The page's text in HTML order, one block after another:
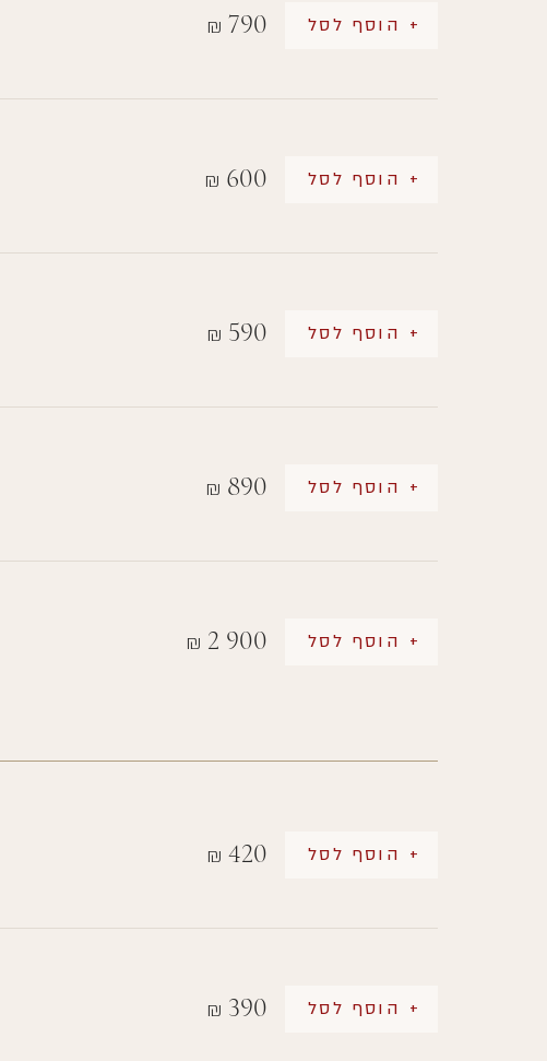
₪ 790 + הוסף לסל
₪ 600 + הוסף לסל
₪ 590 + הוסף לסל
₪ 890 + הוסף לסל
₪ 2 900 + הוסף לסל
₪ 420 + הוסף לסל
₪ 390 + הוסף לסל